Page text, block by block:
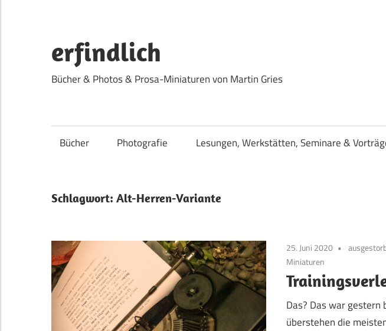
springen
erfindlich
Bücher & Photos & Prosa-Miniaturen von Martin Gries
Bücher Photografie Lesungen, Werkstätten, Seminare &
Schlagwort: Alt-Herren-Variante
25. Juni 2020
Miniaturen
Das? Das war gestern
überstehen die